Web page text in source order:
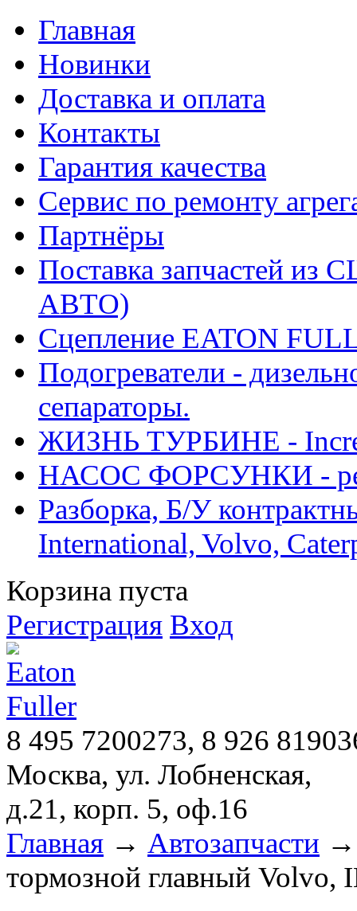
Главная
Новинки
Доставка и оплата
Контакты
Гарантия качества
Сервис по ремонту
Партнёры
Поставка запчастей
АВТО)
Сцепление EATON
Подогреватели -
сепараторы.
ЖИЗНЬ ТУРБИНЕ -
НАСОС ФОРСУНКИ -
Разборка, Б/У
International, Volvo,
Корзина пуста
Регистрация Вход
8 495 7200273, 8 926
Москва, ул. Лобненская,
д.21, корп. 5, оф.16
Главная → Автозапчасти
тормозной главный Volvo,